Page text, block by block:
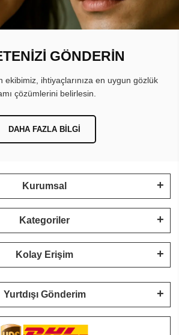
GÖNDERİN
ekibimiz, ihtiyaçlarınıza en uygun gözlük
çözümlerini belirlesin.
DAHA FAZLA BILGI
Kurumsal
Kategoriler
Kolay Erişim
Yurtdışı Gönderim